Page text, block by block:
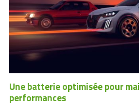
Une batterie optimisée pour
performances